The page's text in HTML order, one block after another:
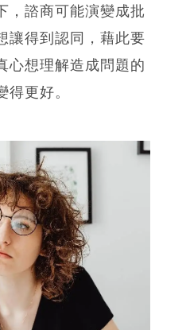
，諮商可能演變成批
讓得到認同，藉此要
心想理解造成問題的
得更好。